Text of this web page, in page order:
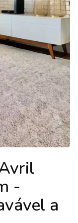
-
a